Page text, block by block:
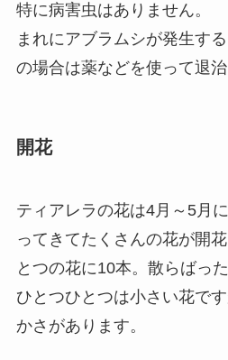
特に病害虫はありません。
まれにアブラムシが発生す
の場合は薬などを使って退治
開花
ティアレラの花は4月～5月
ってきてたくさんの花が開
とつの花に10本。散らばっ
ひとつひとつは小さい花で
かさがあります。